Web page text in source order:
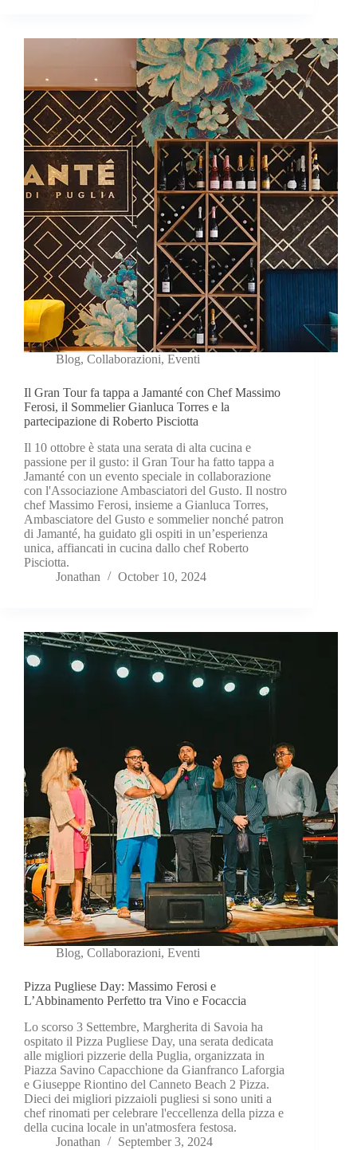
Blog, Collaborazioni, Eventi
Il Gran Tour fa tappa a Jamanté con Chef Massimo
Ferosi, il Sommelier Gianluca Torres e la
partecipazione di Roberto Pisciotta
Il 10 ottobre è stata una serata di alta cucina e
passione per il gusto: il Gran Tour ha fatto tappa a
Jamanté con un evento speciale in collaborazione
con l'Associazione Ambasciatori del Gusto. Il nostro
chef Massimo Ferosi, insieme a Gianluca Torres,
Ambasciatore del Gusto e sommelier nonché patron
di Jamanté, ha guidato gli ospiti in un’esperienza
unica, affiancati in cucina dallo chef Roberto
Pisciotta.
Jonathan
October 10, 2024
Blog, Collaborazioni, Eventi
Pizza Pugliese Day: Massimo Ferosi e
L’Abbinamento Perfetto tra Vino e Focaccia
Lo scorso 3 Settembre, Margherita di Savoia ha
ospitato il Pizza Pugliese Day, una serata dedicata
alle migliori pizzerie della Puglia, organizzata in
Piazza Savino Capacchione da Gianfranco Laforgia
e Giuseppe Riontino del Canneto Beach 2 Pizza.
Dieci dei migliori pizzaioli pugliesi si sono uniti a
chef rinomati per celebrare l'eccellenza della pizza e
della cucina locale in un'atmosfera festosa.
Jonathan
September 3, 2024